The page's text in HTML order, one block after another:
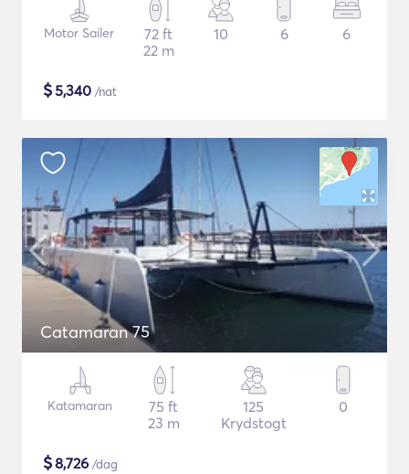
Motor Sailer
72 ft
22 m
10 6 6
$5,340 /nat
Catamaran 75
Katamaran
75 ft
23 m
125
Krydstogt
0
$8,726 /dag